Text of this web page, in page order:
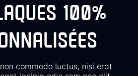
100%
commodo luctus, nisi erat